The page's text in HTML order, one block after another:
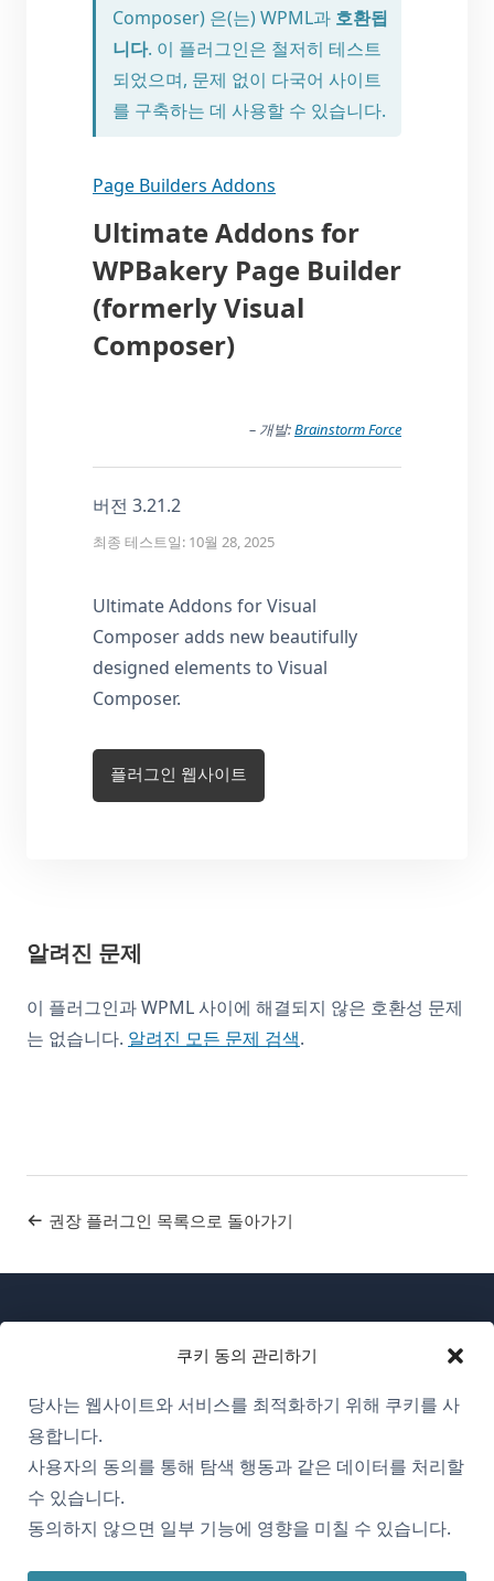
쿠키 동의 관리하기
당사는 웹사이트와 서비스를 최적화하기 위해 쿠키를 사
용합니다.
사용자의 동의를 통해 탐색 행동과 같은 데이터를 처리할
수 있습니다.
동의하지 않으면 일부 기능에 영향을 미칠 수 있습니다.
Composer) 은(는) WPML과 호환됩
니다. 이 플러그인은 철저히 테스트
되었으며, 문제 없이 다국어 사이트
를 구축하는 데 사용할 수 있습니다.
Page Builders Addons
Ultimate Addons for
WPBakery Page Builder
(formerly Visual
Composer)
– 개발:Brainstorm Force
버전 3.21.2
최종 테스트일: 10월 28, 2025
Ultimate Addons for Visual
Composer adds new beautifully
designed elements to Visual
Composer.
플러그인 웹사이트
알려진 문제
이 플러그인과 WPML 사이에 해결되지 않은 호환성 문제
는 없습니다. 알려진 모든 문제 검색.
권장 플러그인 목록으로 돌아가기
WPML 소개
GDPR 및 개인정보 처리방침
창
(새
창
(새
창
(새
창